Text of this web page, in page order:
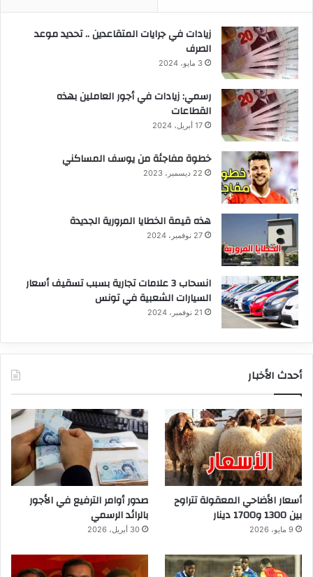
زيادات في جرايات المتقاعدين .. تحديد موعد
الصرف
3 مايو، 2024
رسمي: زيادات في أجور العاملين بهذه
القطاعات
17 أبريل، 2024
خطوة مفاجئة من يوسف المساكني
22 ديسمبر، 2023
هذه قيمة الخطايا المرورية الجديدة
27 نوفمبر، 2024
انسحاب 3 علامات تجارية بسبب تسقيف أسعار
السيارات الشعبية في تونس
21 نوفمبر، 2024
أحدث الأخبار
أسعار الأضاحي المعقولة تتراوح
بين 1300 و1700 دينار
9 مايو، 2026
صدور أوامر الترفيع في الأجور
بالرائد الرسمي
30 أبريل، 2026